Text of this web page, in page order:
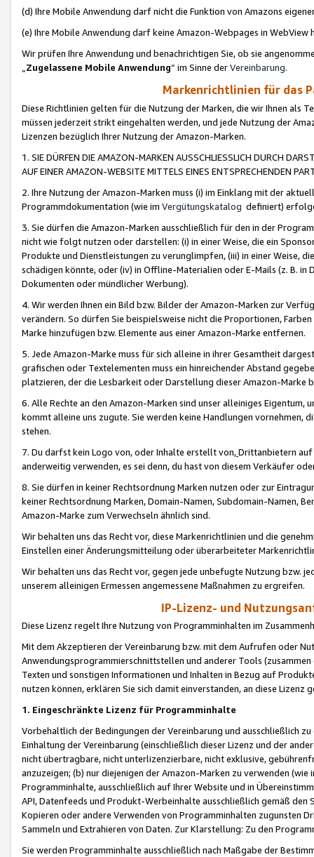
(d) Ihre Mobile Anwendung darf nicht die Funktion von Amazons
(e) Ihre Mobile Anwendung darf keine Amazon-Webpages in WebView
Wir prüfen Ihre Anwendung und benachrichtigen Sie, ob sie
„Zugelassene Mobile Anwendung“ im Sinne derVereinbarung.
Markenrichtlinien für das
Diese Richtlinien gelten für die Nutzung der Marken, die wir Ihnen als
müssen jederzeit strikt eingehalten werden, und jede Nutzung der
Lizenzen bezüglich Ihrer Nutzung der Amazon-Marken.
1. SIE DÜRFEN DIE AMAZON-MARKEN AUSSCHLIESSLICH DURCH
AUF EINER AMAZON-WEBSITE MITTELS EINES ENTSPRECHENDEN
2. Ihre Nutzung der Amazon-Marken muss (i) im Einklang mit der
Programmdokumentation (wie im Vergütungskatalog definiert)
3. Sie dürfen die Amazon-Marken ausschließlich für den in der
nicht wie folgt nutzen oder darstellen: (i) in einer Weise, die ein
Produkte und Dienstleistungen zu verunglimpfen, (iii) in einer Weise,
schädigen könnte, oder (iv) in Offline-Materialien oder E-Mails (z. B. in
Dokumenten oder mündlicher Werbung).
4. Wir werden Ihnen ein Bild bzw. Bilder der Amazon-Marken zur
verändern. So dürfen Sie beispielsweise nicht die Proportionen,
Marke hinzufügen bzw. Elemente aus einer Amazon-Marke entfernen.
5. Jede Amazon-Marke muss für sich alleine in ihrer Gesamtheit
grafischen oder Textelementen muss ein hinreichender Abstand
platzieren, der die Lesbarkeit oder Darstellung dieser Amazon-Marke
6. Alle Rechte an den Amazon-Marken sind unser alleiniges
kommt alleine uns zugute. Sie werden keine Handlungen vornehmen,
stehen.
7. Du darfst kein Logo von, oder Inhalte erstellt von,Drittanbietern auf
anderweitig verwenden, es sei denn, du hast von diesem Verkäufer
8. Sie dürfen in keiner Rechtsordnung Marken nutzen oder zur
keiner Rechtsordnung Marken, Domain-Namen, Subdomain-Namen,
Amazon-Marke zum Verwechseln ähnlich sind.
Wir behalten uns das Recht vor, diese Markenrichtlinien und die
Einstellen einer Änderungsmitteilung oder überarbeiteter
Wir behalten uns das Recht vor, gegen jede unbefugte Nutzung bzw.
unserem alleinigen Ermessen angemessene Maßnahmen zu ergreifen.
IP-Lizenz- und
Diese Lizenz regelt Ihre Nutzung von Programminhalten im
Mit dem Akzeptieren der Vereinbarung bzw. mit dem Aufrufen oder
Anwendungsprogrammierschnittstellen und anderer Tools (zusammen
Texten und sonstigen Informationen und Inhalten in Bezug auf
nutzen können, erklären Sie sich damit einverstanden, an diese Lizenz
1. Eingeschränkte Lizenz für Programminhalte
Vorbehaltlich der Bedingungen der Vereinbarung und ausschließlich
Einhaltung der Vereinbarung (einschließlich dieser Lizenz und der
nicht übertragbare, nicht unterlizenzierbare, nicht exklusive,
anzuzeigen; (b) nur diejenigen der Amazon-Marken zu verwenden
Programminhalte, ausschließlich auf Ihrer Website und in
API, Datenfeeds und Produkt-Werbeinhalte ausschließlich gemäß
Kopieren oder andere Verwenden von Programminhalten zugunsten
Sammeln und Extrahieren von Daten. Zur Klarstellung: Zu den
Sie werden Programminhalte ausschließlich nach Maßgabe der